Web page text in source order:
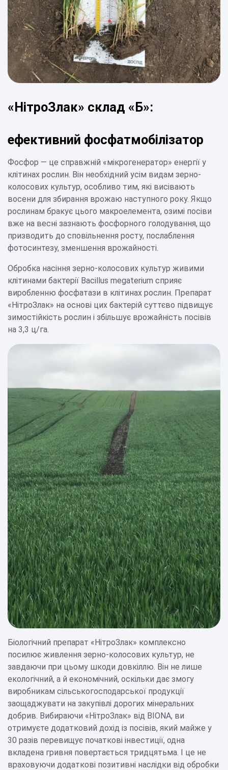
«НітроЗлак» склад «Б»:
ефективний фосфатмобілізатор
Фосфор — це справжній «мікрогенератор» енергії у
клітинах рослин. Він необхідний усім видам зерно-
колосових культур, особливо тим, які висівають
восени для збирання врожаю наступного року. Якщо
рослинам бракує цього макроелемента, озимі посіви
вже на весні зазнають фосфорного голодування, що
призводить до сповільнення росту, послаблення
фотосинтезу, зменшення врожайності.
Обробка насіння зерно-колосових культур живими
клітинами бактерії Bacillus megaterium сприяє
виробленню фосфатази в клітинах рослин. Препарат
«НітроЗлак» на основі цих бактерій суттєво підвищує
зимостійкість рослин і збільшує врожайність посівів
на 3,3 ц/га.
Біологічний препарат «НітроЗлак» комплексно
посилює живлення зерно-колосових культур, не
завдаючи при цьому шкоди довкіллю. Він не лише
екологічний, а й економічний, оскільки дає змогу
виробникам сільськогосподарської продукції
заощаджувати на закупівлі дорогих мінеральних
добрив. Вибираючи «НітроЗлак» від BIONA, ви
отримуєте додатковий дохід із посівів, який майже у
30 разів перевищує початкові інвестиції, одна
вкладена гривня повертається тридцятьма. І це не
враховуючи додаткові позитивні наслідки від обробки